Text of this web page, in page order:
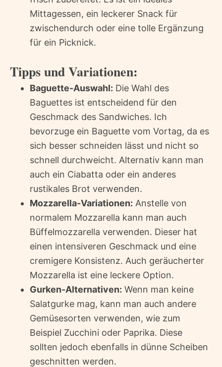
Mittagessen, ein leckerer Snack für
zwischendurch oder eine tolle Ergänzung
für ein Picknick.
Tipps und Variationen:
Baguette-Auswahl: Die Wahl des
Baguettes ist entscheidend für den
Geschmack des Sandwiches. Ich
bevorzuge ein Baguette vom Vortag, da es
sich besser schneiden lässt und nicht so
schnell durchweicht. Alternativ kann man
auch ein Ciabatta oder ein anderes
rustikales Brot verwenden.
Mozzarella-Variationen: Anstelle von
normalem Mozzarella kann man auch
Büffelmozzarella verwenden. Dieser hat
einen intensiveren Geschmack und eine
cremigere Konsistenz. Auch geräucherter
Mozzarella ist eine leckere Option.
Gurken-Alternativen: Wenn man keine
Salatgurke mag, kann man auch andere
Gemüsesorten verwenden, wie zum
Beispiel Zucchini oder Paprika. Diese
sollten jedoch ebenfalls in dünne Scheiben
geschnitten werden.